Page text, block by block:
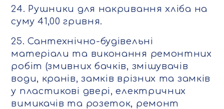
24. Рушники для накривання хліба на
суму 41,00 гривня.
25. Сантехнічно-будівельні
матеріали та виконання ремонтних
робіт (змивних бачків, змішувачів
води, кранів, замків врізних та замків
у пластикові двері, електричних
вимикачів та розеток, ремонт